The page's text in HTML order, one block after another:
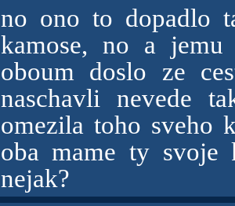
no ono to dopadlo
kamose, no a
oboum doslo ze
naschavli nevede
omezila toho sveho
oba mame ty svoje
nejak?